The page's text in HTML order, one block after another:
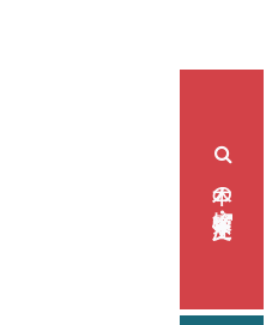
本の検索・注文